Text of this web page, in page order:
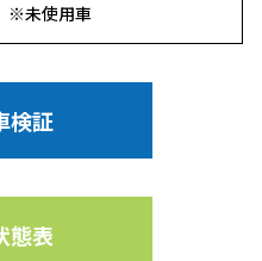
※未使用車
検証
態表